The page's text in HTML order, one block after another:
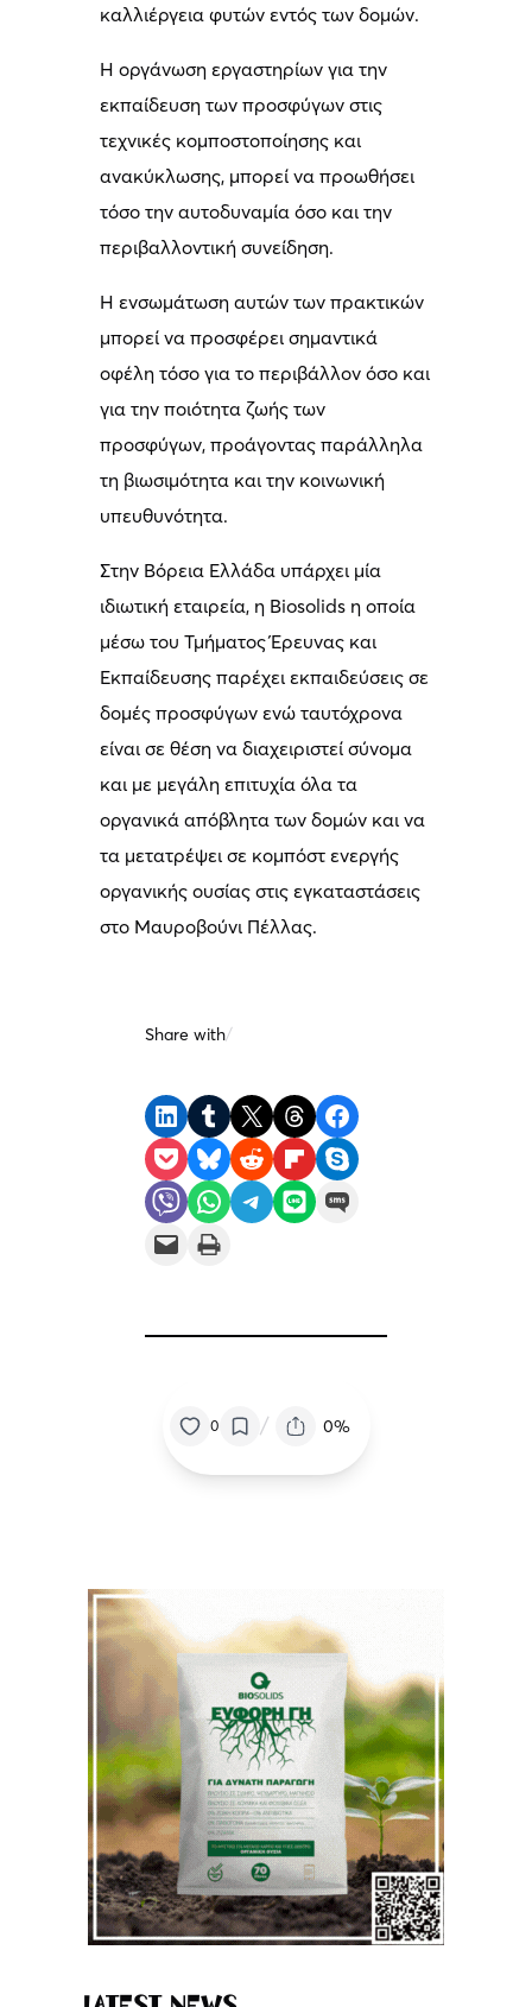
καλλιέργεια φυτών εντός των δομών.
Η οργάνωση εργαστηρίων για την
εκπαίδευση των προσφύγων στις
τεχνικές κομποστοποίησης και
ανακύκλωσης, μπορεί να προωθήσει
τόσο την αυτοδυναμία όσο και την
περιβαλλοντική συνείδηση.
Η ενσωμάτωση αυτών των πρακτικών
μπορεί να προσφέρει σημαντικά
οφέλη τόσο για το περιβάλλον όσο και
για την ποιότητα ζωής των
προσφύγων, προάγοντας παράλληλα
τη βιωσιμότητα και την κοινωνική
υπευθυνότητα.
Στην Βόρεια Ελλάδα υπάρχει μία
ιδιωτική εταιρεία, η Biosolids η οποία
μέσω του Τμήματος Έρευνας και
Εκπαίδευσης παρέχει εκπαιδεύσεις σε
δομές προσφύγων ενώ ταυτόχρονα
είναι σε θέση να διαχειριστεί σύνομα
και με μεγάλη επιτυχία όλα τα
οργανικά απόβλητα των δομών και να
τα μετατρέψει σε κομπόστ ενεργής
οργανικής ουσίας στις εγκαταστάσεις
στο Μαυροβούνι Πέλλας.
Share with/
Share on LinkedIn Share on Tumblr Share on X Share on Threads
Share on Facebook
Share on Pocket
Share on Bluesky Share on Reddit Share on Flipboard
Share on Skype
Share on Viber
Share on WhatsApp Share on Telegram Share on LINE
Share on SMS
Email this Page
Print this Page
0 / 0%